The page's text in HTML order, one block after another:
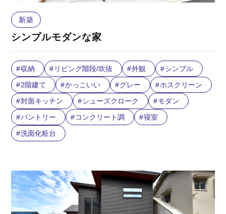
新築
シンプルモダンな家
収納 リビング階段/吹抜 外観
シンプル
2階建て
かっこいい グレー
ホスクリーン
対面キッチン
シューズクローク
モダン
バントリー
コンクリート調
寝室
洗面化粧台